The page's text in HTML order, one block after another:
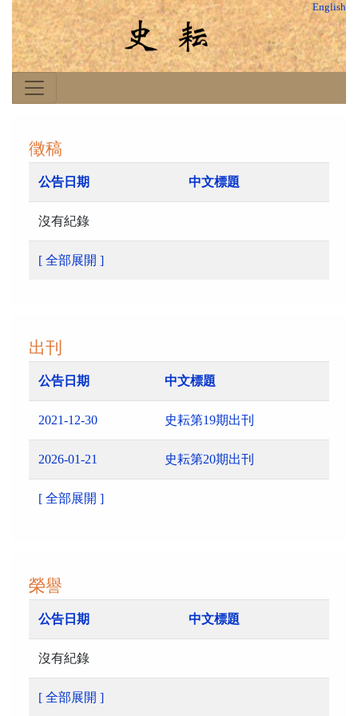
English
徵稿
公告日期 中文標題
沒有紀錄
[ 全部展開 ]
出刊
公告日期 中文標題
2021-12-30 史耘第19期出刊
2026-01-21 史耘第20期出刊
[ 全部展開 ]
榮譽
公告日期 中文標題
沒有紀錄
[ 全部展開 ]